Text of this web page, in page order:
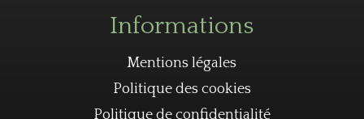
Informations
Mentions légales
Politique des cookies
Politique de confidentialité